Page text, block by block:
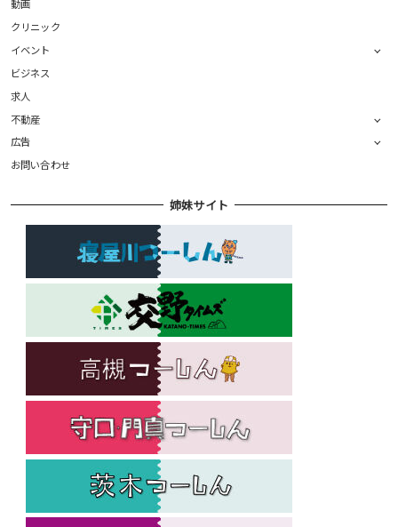
動画
クリニック
イベント
ビジネス
求人
不動産
広告
お問い合わせ
姉妹サイト